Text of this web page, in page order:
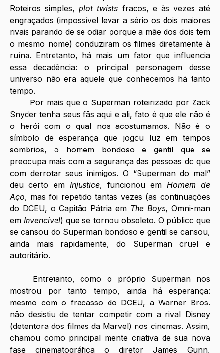
Roteiros simples, plot twists fracos, e às vezes até
engraçados (impossível levar a sério os dois maiores
rivais parando de se odiar porque a mãe dos dois tem
o mesmo nome) conduziram os filmes diretamente à
ruína. Entretanto, há mais um fator que influencia
essa decadência: o principal personagem desse
universo não era aquele que conhecemos há tanto
tempo.
Por mais que o Superman roteirizado por Zack
Snyder tenha seus fãs aqui e ali, fato é que ele não é
o herói com o qual nos acostumamos. Não é o
símbolo de esperança que jogou luz em tempos
sombrios, o homem bondoso e gentil que se
preocupa mais com a segurança das pessoas do que
com derrotar seus inimigos. O “Superman do mal”
deu certo em Injustice, funcionou em Homem de
Aço, mas foi repetido tantas vezes (as continuações
do DCEU, o Capitão Pátria em The Boys, Omni-man
em Invencível) que se tornou obsoleto. O público que
se cansou do Superman bondoso e gentil se cansou,
ainda mais rapidamente, do Superman cruel e
autoritário.
Entretanto, como o próprio Superman nos
mostrou por tanto tempo, ainda há esperança:
mesmo com o fracasso do DCEU, a Warner Bros.
não desistiu de tentar competir com a rival Disney
(detentora dos filmes da Marvel) nos cinemas. Assim,
chamou como principal mente criativa de sua nova
fase cinematográfica o diretor James Gunn,